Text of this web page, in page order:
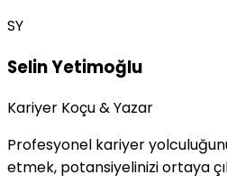
SY
Selin Yetimoğlu
Kariyer Koçu & Yazar
Profesyonel kariyer
etmek, potansiyelinizi ortaya